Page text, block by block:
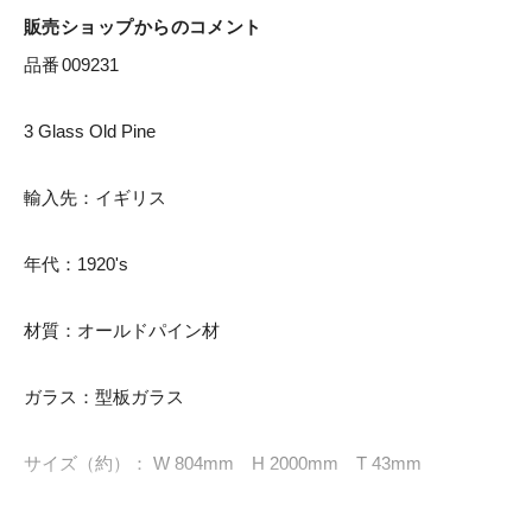
販売ショップからのコメント
品番	009231
3 Glass Old Pine
輸入先：イギリス
年代：1920's
材質：オールドパイン材
ガラス：型板ガラス
サイズ（約）： W 804mm　H 2000mm　T 43mm